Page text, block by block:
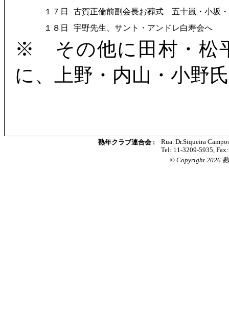
１７日
古賀正倫前副会長お葬式 五十嵐・小坂
１８日
宇野先生、サント・アンドレ白寿会へ
※ その他に田村・松
に、上野・内山・小野
熟年クラブ連合会 :
Rua. Dr.Siqueira
Tel: 11-3209-5935,
© Copyright 2026